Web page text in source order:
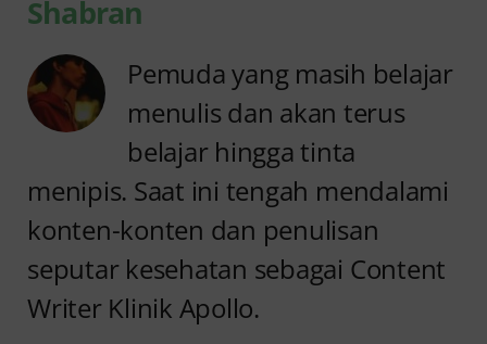
Shabran
Pemuda yang masih belajar
menulis dan akan terus
belajar hingga tinta
menipis. Saat ini tengah mendalami
konten-konten dan penulisan
seputar kesehatan sebagai Content
Writer Klinik Apollo.